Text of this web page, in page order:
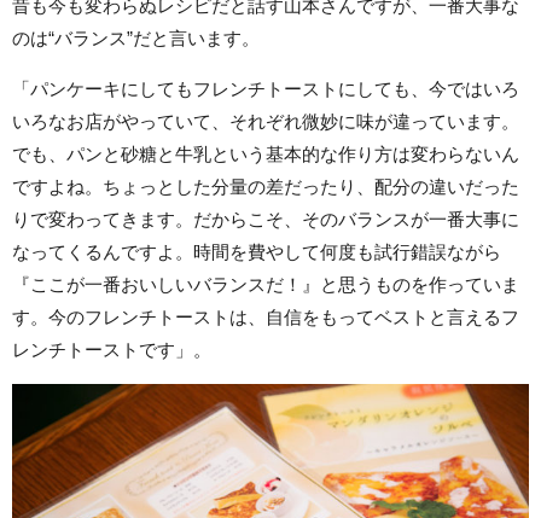
昔も今も変わらぬレシピだと話す山本さんですが、一番大事な
のは“バランス”だと言います。
「パンケーキにしてもフレンチトーストにしても、今ではいろ
いろなお店がやっていて、それぞれ微妙に味が違っています。
でも、パンと砂糖と牛乳という基本的な作り方は変わらないん
ですよね。ちょっとした分量の差だったり、配分の違いだった
りで変わってきます。だからこそ、そのバランスが一番大事に
なってくるんですよ。時間を費やして何度も試行錯誤ながら
『ここが一番おいしいバランスだ！』と思うものを作っていま
す。今のフレンチトーストは、自信をもってベストと言えるフ
レンチトーストです」。